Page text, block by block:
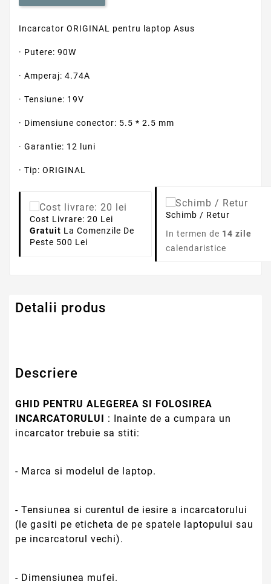
Incarcator ORIGINAL pentru laptop Asus
· Putere: 90W
· Amperaj: 4.74A
· Tensiune: 19V
· Dimensiune conector: 5.5 * 2.5 mm
· Garantie: 12 luni
· Tip: ORIGINAL
Cost Livrare: 20 Lei
Gratuit La Comenzile De
Peste 500 Lei
Schimb / Retur
In termen de 14 zile
calendaristice
Detalii produs
Descriere
GHID PENTRU ALEGEREA SI FOLOSIREA
INCARCATORULUI : Inainte de a cumpara un
incarcator trebuie sa stiti:
- Marca si modelul de laptop.
- Tensiunea si curentul de iesire a incarcatorului
(le gasiti pe eticheta de pe spatele laptopului sau
pe incarcatorul vechi).
- Dimensiunea mufei.